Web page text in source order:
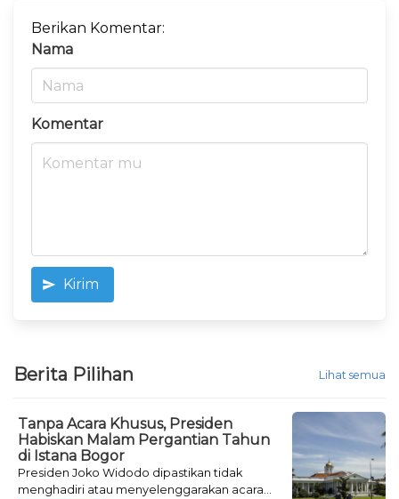
Berikan Komentar:
Nama
Komentar
Kirim
Berita Pilihan Lihat semua
Tanpa Acara Khusus, Presiden
Habiskan Malam Pergantian Tahun
di Istana Bogor
Presiden Joko Widodo dipastikan tidak
menghadiri atau menyelenggarakan acara